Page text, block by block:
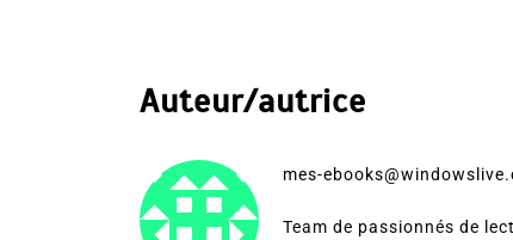
Auteur/autrice
mes-
Team de passionnés de